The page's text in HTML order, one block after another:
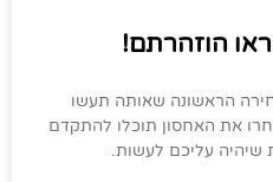
הוזהרתם!
הראשונה שאותה תעשו
את האחסון תוכלו להתקדם
עליכם לעשות.